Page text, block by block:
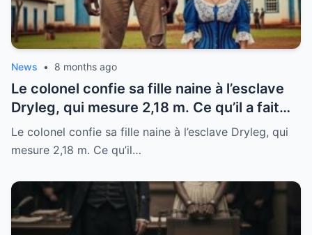
News • 8 months ago
Le colonel confie sa fille naine à l’esclave
Dryleg, qui mesure 2,18 m. Ce qu’il a fait
ensuite vous surprendra.
Le colonel confie sa fille naine à l’esclave Dryleg, qui
mesure 2,18 m. Ce qu’il…